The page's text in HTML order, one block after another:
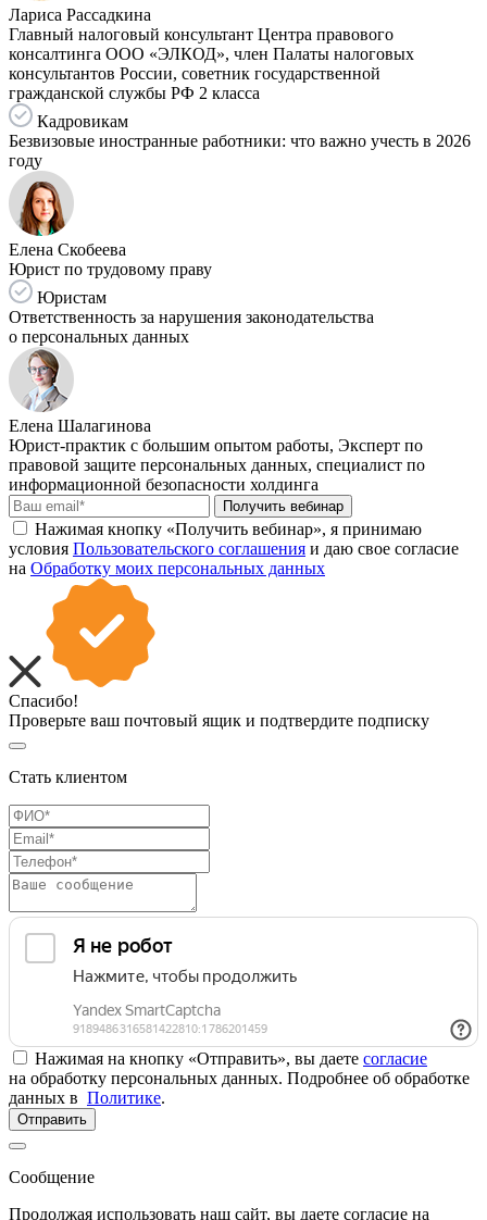
Лариса Рассадкина
Главный налоговый консультант Центра правового
консалтинга ООО «ЭЛКОД», член Палаты налоговых
консультантов России, советник государственной
гражданской службы РФ 2 класса
Кадровикам
Безвизовые иностранные работники: что важно учесть в 2026
году
Елена Скобеева
Юрист по трудовому праву
Юристам
Ответственность за нарушения законодательства
о персональных данных
Елена Шалагинова
Юрист-практик с большим опытом работы, Эксперт по
правовой защите персональных данных, специалист по
информационной безопасности холдинга
Получить вебинар
Нажимая кнопку «Получить вебинар», я принимаю
условия Пользовательского соглашения и даю свое согласие
на Обработку моих персональных данных
Спасибо!
Проверьте ваш почтовый ящик и подтвердите подписку
Стать клиентом
Нажимая на кнопку «Отправить», вы даете согласие
на обработку персональных данных. Подробнее об обработке
данных в Политике.
Отправить
Сообщение
Продолжая использовать наш сайт, вы даете согласие на